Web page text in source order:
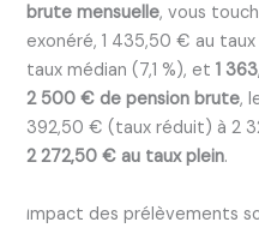
brute mensuelle, vous
exonéré, 1 435,50 € au
taux médian (7,1 %), et1
2 500 € de pension brute,
392,50 € (taux réduit) à 2
2 272,50 € au taux plein.
Impact des prélèvements